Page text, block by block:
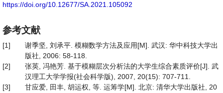
https://doi.org/10.12677/SA.2021.105092
参考文献
[1]
谢季坚, 刘承平. 模糊数学方法及应用[M]. 武汉: 华中科技大学出
版社, 2006: 58-118.
[2]
张英, 冯艳芳. 基于模糊层次分析法的大学生综合素质评价[J]. 武
汉理工大学学报(社会科学版), 2007, 20(15): 707-711.
[3]
甘应爱, 田丰, 胡运权, 等. 运筹学[M]. 北京: 清华大学出版社, 20